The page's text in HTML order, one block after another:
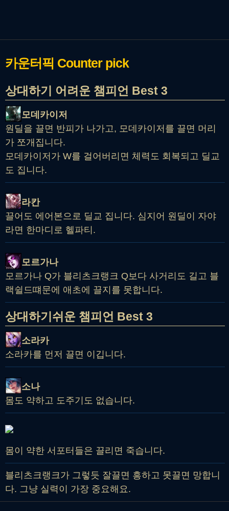
카운터픽 Counter pick
상대하기 어려운 챔피언 Best 3
모데카이저
원딜을 끌면 반피가 나가고, 모데카이저를 끌면 머리
가 쪼개집니다.
모데카이저가 W를 걸어버리면 체력도 회복되고 딜교
도 집니다.
라칸
끌어도 에어본으로 딜교 집니다. 심지어 원딜이 자야
라면 한마디로 헬파티.
모르가나
모르가나 Q가 블리츠크랭크 Q보다 사거리도 길고 블
랙쉴드떄문에 애초에 끌지를 못합니다.
상대하기쉬운 챔피언 Best 3
소라카
소라카를 먼저 끌면 이깁니다.
소나
몸도 약하고 도주기도 없습니다.
몸이 약한 서포터들은 끌리면 죽습니다.
블리츠크랭크가 그렇듯 잘끌면 흥하고 못끌면 망합니
다. 그냥 실력이 가장 중요해요.